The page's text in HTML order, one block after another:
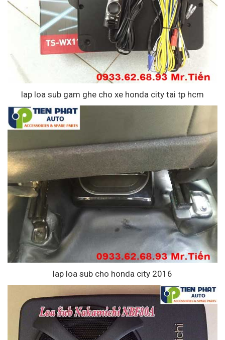
lap loa sub gam ghe cho xe honda city tai tp hcm
lap loa sub cho honda city 2016